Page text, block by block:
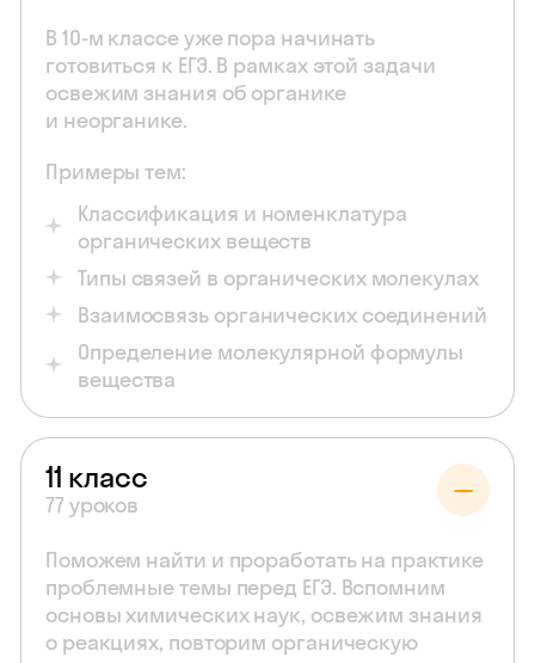
В 10‑м классе уже пора начинать
готовиться к ЕГЭ. В рамках этой задачи
освежим знания об органике
и неорганике.
Примеры тем:
Классификация и номенклатура
органических веществ
Типы связей в органических молекулах
Взаимосвязь органических соединений
Определение молекулярной формулы
вещества
11 класс
77 уроков
Поможем найти и проработать на практике
проблемные темы перед ЕГЭ. Вспомним
основы химических наук, освежим знания
о реакциях, повторим органическую